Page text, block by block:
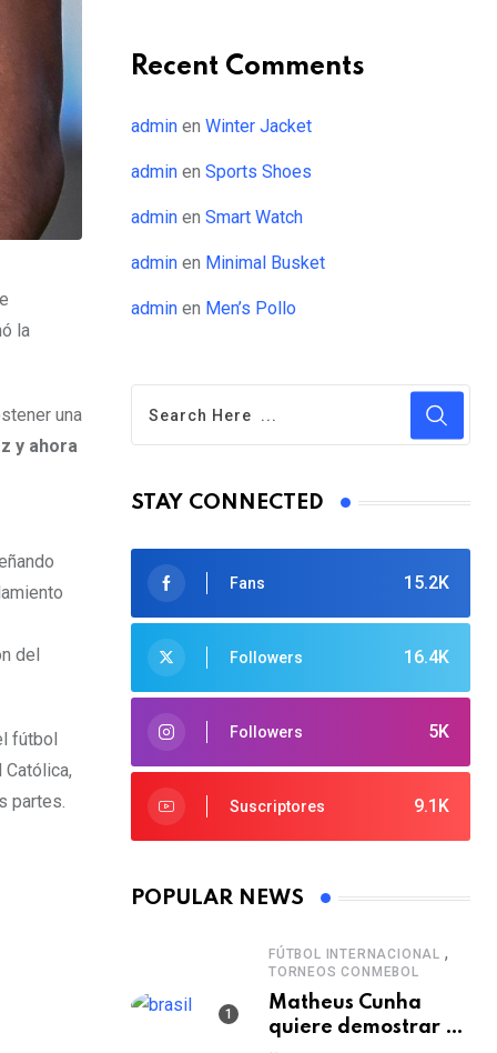
la
una
y ahora
del
fútbol
partes.
Recent Comments
admin en Winter Jacket
admin en Sports Shoes
admin en Smart Watch
admin en Minimal Busket
admin en Men’s Pollo
STAY CONNECTED
15.2K
Fans
16.4K
Followers
5K
Followers
9.1K
Suscriptores
POPULAR NEWS
FÚTBOL INTERNACIONAL ,
TORNEOS CONMEBOL
Matheus Cunha
quiere demostrar el